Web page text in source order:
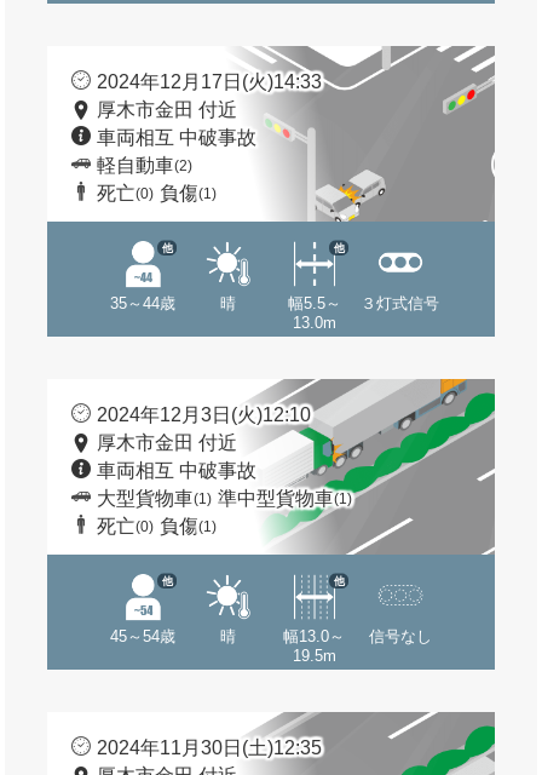
2024年12月17日(火)14:33
厚木市金田 付近
車両相互 中破事故
軽自動車(2)
死亡(0) 負傷(1)
35～44歳
他
晴
幅5.5～
13.0m
他
３灯式信号
2024年12月3日(火)12:10
厚木市金田 付近
車両相互 中破事故
大型貨物車(1) 準中型貨物車(1)
死亡(0) 負傷(1)
45～54歳
他
晴
幅13.0～
19.5m
他
信号なし
2024年11月30日(土)12:35